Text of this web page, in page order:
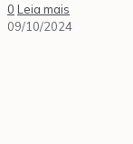
0 Leia mais
09/10/2024